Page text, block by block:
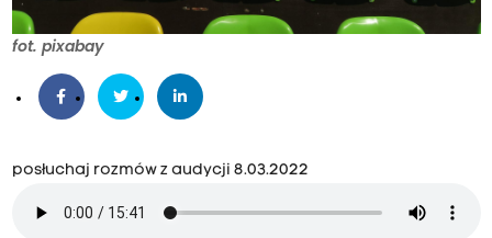
fot. pixabay
posłuchaj rozmów z audycji 8.03.2022